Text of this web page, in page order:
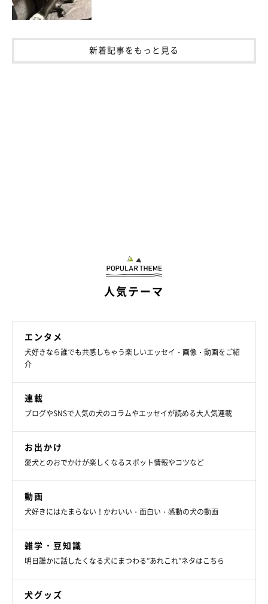
新着記事をもっと見る
人気テーマ
エンタメ
犬好きなら誰でも共感しちゃう楽しいエッセイ・画像・動画をご紹
介
連載
ブログやSNSで人気の犬のコラムやエッセイが読める大人気連載
お出かけ
愛犬とのおでかけが楽しくなるスポット情報やコツなど
動画
犬好きにはたまらない！かわいい・面白い・感動の犬の動画
雑学・豆知識
明日誰かに話したくなる犬にまつわる”あれこれ”ネタはこちら
犬グッズ